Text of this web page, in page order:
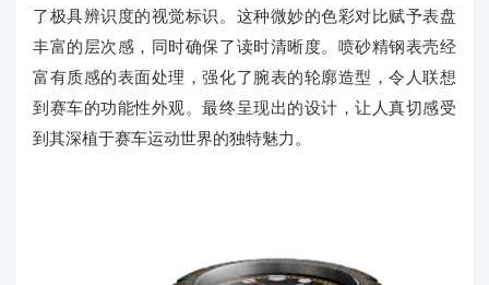
了极具辨识度的视觉标识。这种微妙的色彩对比赋予表盘
丰富的层次感，同时确保了读时清晰度。喷砂精钢表壳经
富有质感的表面处理，强化了腕表的轮廓造型，令人联想
到赛车的功能性外观。最终呈现出的设计，让人真切感受
到其深植于赛车运动世界的独特魅力。